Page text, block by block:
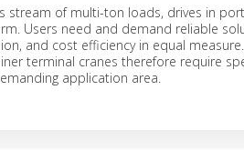
stream of multi-ton loads, drives in
Users need and demand reliable
and cost efficiency in equal
terminal cranes therefore require
application area.